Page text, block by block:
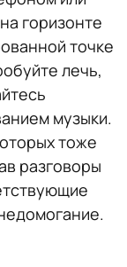
горизонте
точке
лечь,
музыки.
тоже
разговоры